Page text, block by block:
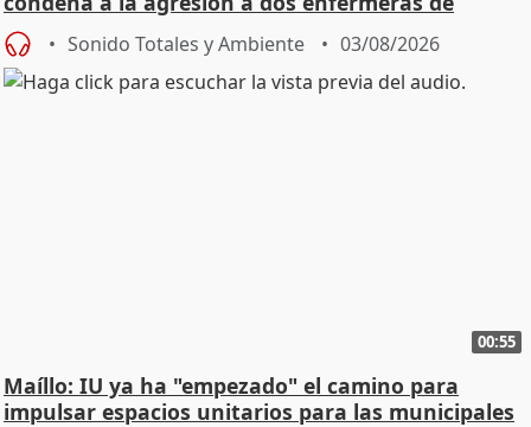
Urgencias
Sonido Totales y Ambiente 03/08/2026
00:55
Maíllo: IU ya ha "empezado" el camino para
impulsar espacios unitarios para las municipales